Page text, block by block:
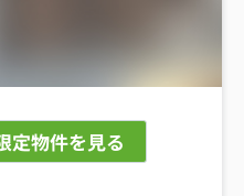
定物件を見る